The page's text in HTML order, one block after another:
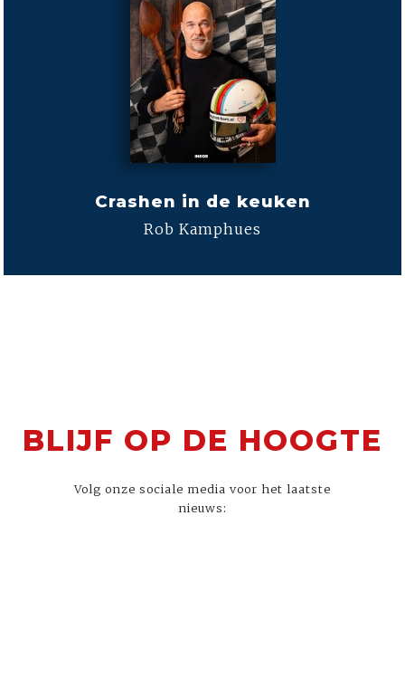
Crashen in de keuken
Rob Kamphues
BLIJF OP DE HOOGTE
Volg onze sociale media voor het laatste
nieuws: